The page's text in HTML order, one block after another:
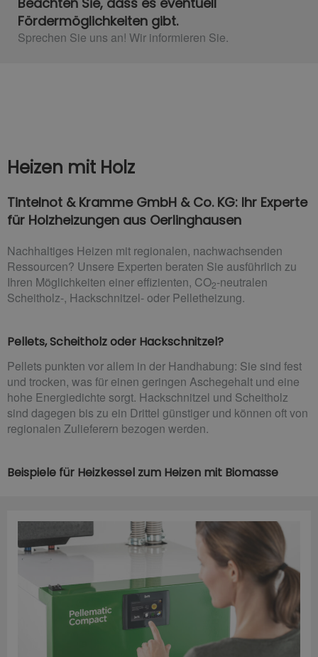
Fördermöglichkeiten gibt.
Sprechen Sie uns an! Wir informieren Sie.
Heizen mit Holz
Tintelnot & Kramme GmbH & Co. KG: Ihr Experte
für Holzheizungen aus Oerlinghausen
Nachhaltiges Heizen mit regionalen, nachwachsenden
Ressourcen? Unsere Experten beraten Sie ausführlich zu
Ihren Möglichkeiten einer effizienten, CO2-neutralen
Scheitholz-, Hackschnitzel- oder Pelletheizung.
Pellets, Scheitholz oder Hackschnitzel?
Pellets punkten vor allem in der Handhabung: Sie sind fest
und trocken, was für einen geringen Aschegehalt und eine
hohe Energiedichte sorgt. Hackschnitzel und Scheitholz
sind dagegen bis zu ein Drittel günstiger und können oft von
regionalen Zulieferern bezogen werden.
Beispiele für Heizkessel zum Heizen mit Biomasse